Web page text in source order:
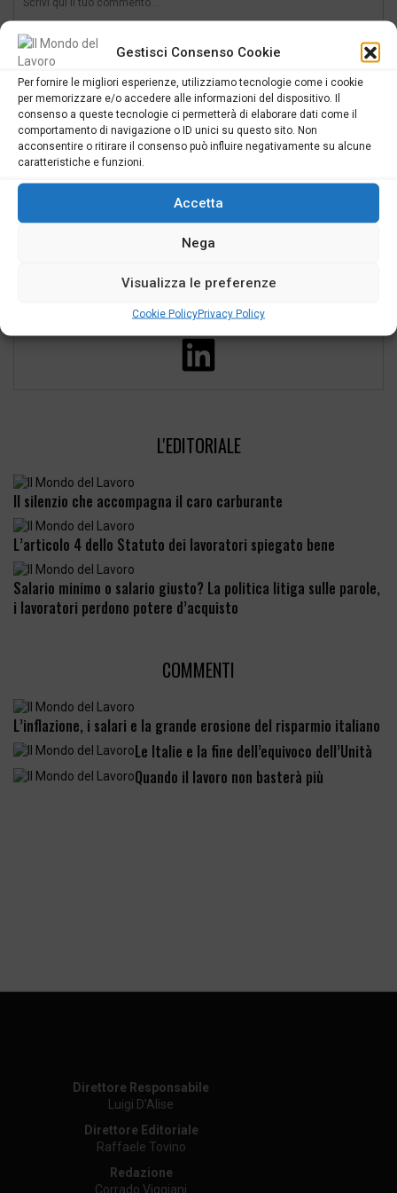
Gestisci Consenso Cookie
Per fornire le migliori esperienze, utilizziamo tecnologie come i cookie
per memorizzare e/o accedere alle informazioni del dispositivo. Il
consenso a queste tecnologie ci permetterà di elaborare dati come il
comportamento di navigazione o ID unici su questo sito. Non
acconsentire o ritirare il consenso può influire negativamente su alcune
caratteristiche e funzioni.
Accetta
Nega
Visualizza le preferenze
Cookie PolicyPrivacy Policy
SEGUICI
L'EDITORIALE
Il silenzio che accompagna il caro carburante
L’articolo 4 dello Statuto dei lavoratori spiegato bene
Salario minimo o salario giusto? La politica litiga sulle parole,
i lavoratori perdono potere d’acquisto
COMMENTI
L’inflazione, i salari e la grande erosione del risparmio italiano
Le Italie e la fine dell’equivoco dell’Unità
Quando il lavoro non basterà più
Direttore Responsabile
Luigi D’Alise
Direttore Editoriale
Raffaele Tovino
Redazione
Corrado Viggiani